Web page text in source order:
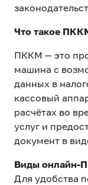
eSIM
Услуги
Компания
О нас
Что такое
ПККМ — это
машина с
данных в
кассовый
расчётах во
услуг и
документ в
Виды онлайн-
Для удобства